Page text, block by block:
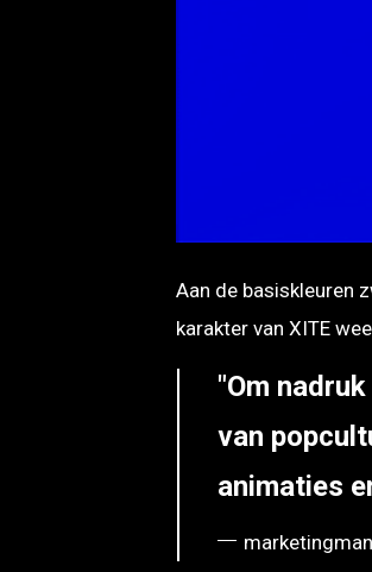
Aan de basiskleuren
karakter van XITE
Om
van
animaties